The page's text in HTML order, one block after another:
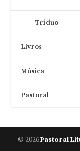
Tríduo
Livros
Música
Pastoral
© 2026Pastoral